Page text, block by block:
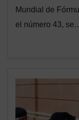
Mundial de
el número 43,